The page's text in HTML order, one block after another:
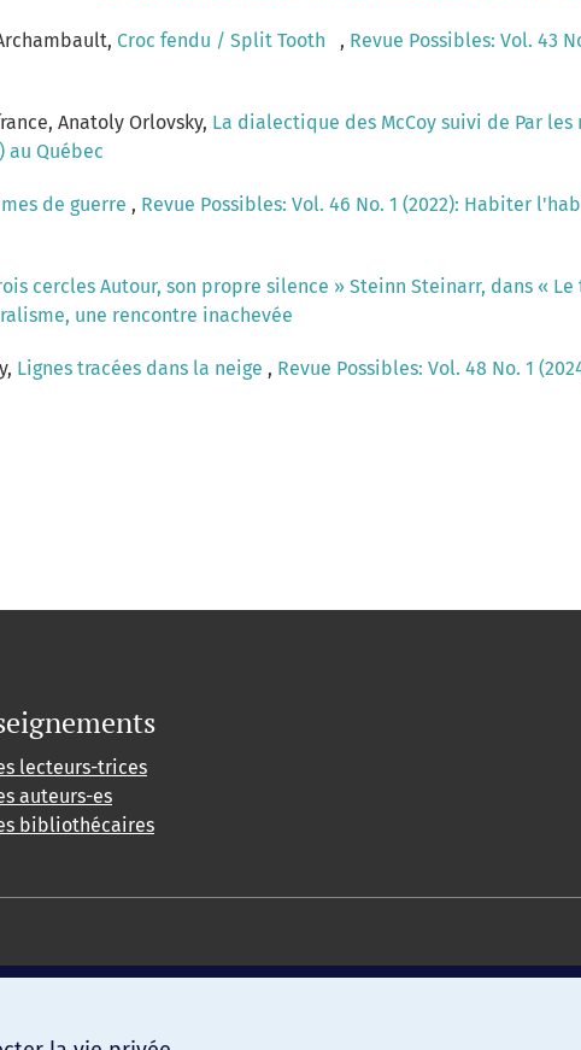
Croc fendu / Split Tooth , Revue Possibles: Vol. 43
Anatoly Orlovsky, La dialectique des McCoy suivi de Par
au Québec
de guerre , Revue Possibles: Vol. 46 No. 1 (2022): Habiter
cercles Autour, son propre silence » Steinn Steinarr, dans « Le
une rencontre inachevée
Lignes tracées dans la neige , Revue Possibles: Vol. 48 No. 1
lecteurs-trices
auteurs-es
bibliothécaires